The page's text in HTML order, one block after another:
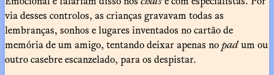
via desses controlos, as crianças gravavam todas as
lembranças, sonhos e lugares inventados no cartão de
memória de um amigo, tentando deixar apenas nopadum ou
outro casebre escanzelado, para os despistar.